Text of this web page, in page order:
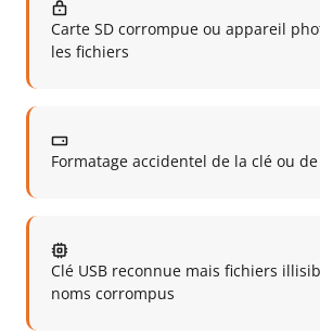
Carte SD corrompue ou appareil
les fichiers
Formatage accidentel de la clé ou
Clé USB reconnue mais fichiers
noms corrompus